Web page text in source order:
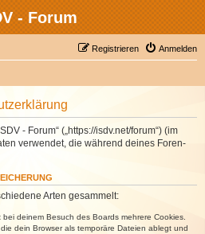
- Forum
Anmelden
Registrieren
- Forum“ („https://isdv.net/forum“) (im
verwendet, die während deines Foren-
Arten gesammelt:
deinem Besuch des Boards mehrere Cookies.
dein Browser als temporäre Dateien ablegt und